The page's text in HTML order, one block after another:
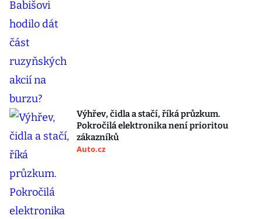
Výhřev, čidla a stačí, říká průzkum.
Pokročilá elektronika není prioritou
zákazníků
Auto.cz